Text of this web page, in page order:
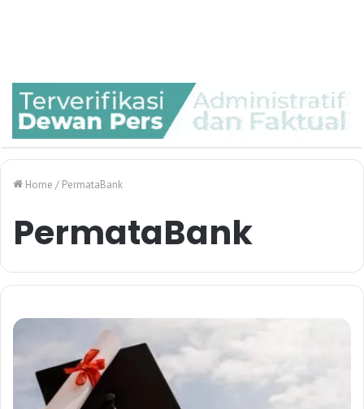
Home / PermataBank
PermataBank